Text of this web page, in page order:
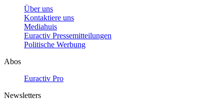
Über uns
Kontaktiere uns
Mediahuis
Euractiv Pressemitteilungen
Politische Werbung
Abos
Euractiv Pro
Newsletters